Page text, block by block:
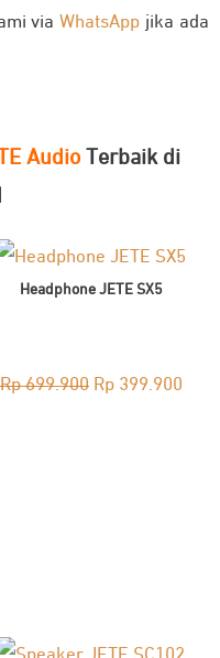
viaWhatsApp jika ada
Audio Terbaik di
Headphone JETE SX5
Rp699.900 Original
Rp 399.900